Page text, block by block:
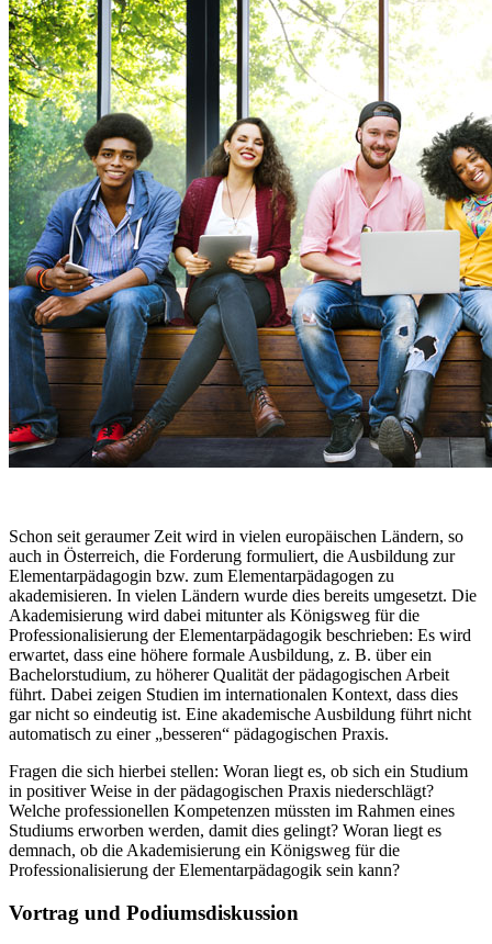
Schon seit geraumer Zeit wird in vielen europäischen Ländern, so
auch in Österreich, die Forderung formuliert, die Ausbildung zur
Elementarpädagogin bzw. zum Elementarpädagogen zu
akademisieren. In vielen Ländern wurde dies bereits umgesetzt. Die
Akademisierung wird dabei mitunter als Königsweg für die
Professionalisierung der Elementarpädagogik beschrieben: Es wird
erwartet, dass eine höhere formale Ausbildung, z. B. über ein
Bachelorstudium, zu höherer Qualität der pädagogischen Arbeit
führt. Dabei zeigen Studien im internationalen Kontext, dass dies
gar nicht so eindeutig ist. Eine akademische Ausbildung führt nicht
automatisch zu einer „besseren“ pädagogischen Praxis.
Fragen die sich hierbei stellen: Woran liegt es, ob sich ein Studium
in positiver Weise in der pädagogischen Praxis niederschlägt?
Welche professionellen Kompetenzen müssten im Rahmen eines
Studiums erworben werden, damit dies gelingt? Woran liegt es
demnach, ob die Akademisierung ein Königsweg für die
Professionalisierung der Elementarpädagogik sein kann?
Vortrag und Podiumsdiskussion